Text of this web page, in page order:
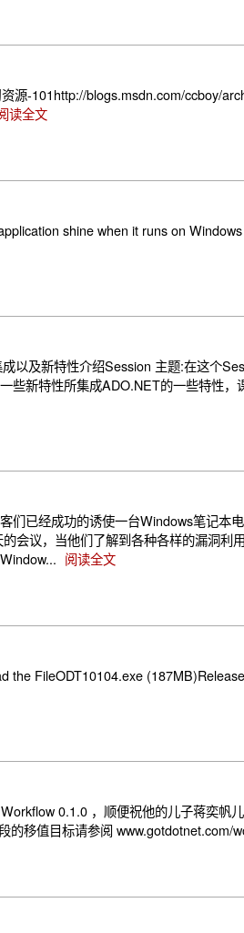
源-101http://blogs.msdn.com/ccboy/
读全文
shine when it runs on
及新特性介绍Session 主题:在这个
新特性所集成ADO.NET的一些特性
们已经成功的诱使一台Windows笔记本
会议，当他们了解到各种各样的漏洞利
阅读全文
FileODT10104.exe
0.1.0 ，顺便祝他的儿子蒋奕帆
的移值目标请参阅 www.gotdotnet.com/